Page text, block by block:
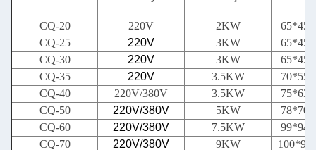
CQ-20 220V 2KW
CQ-25
220V 3KW
CQ-30
220V 3KW
CQ-35
220V 3.5KW
CQ-40
220V/380V 3.5KW
CQ-50
220V/380V 5KW
CQ-60
220V/380V 7.5KW
CQ-70
220V/380V 9KW